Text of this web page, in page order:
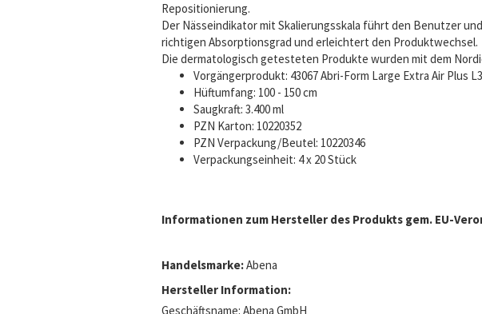
Repositionierung.
Der Nässeindikator mit Skalierungsskala führt den Benutzer
richtigen Absorptionsgrad und erleichtert den Produktwechsel.
Die dermatologisch getesteten Produkte wurden mit dem
Vorgängerprodukt: 43067 Abri-Form Large Extra Air Plus L3
Hüftumfang: 100 - 150 cm
Saugkraft: 3.400 ml
PZN Karton: 10220352
PZN Verpackung/Beutel: 10220346
Verpackungseinheit: 4 x 20 Stück
Informationen zum Hersteller des Produkts gem. EU-
Handelsmarke:Abena
Hersteller Information:
Geschäftsname: Abena GmbH